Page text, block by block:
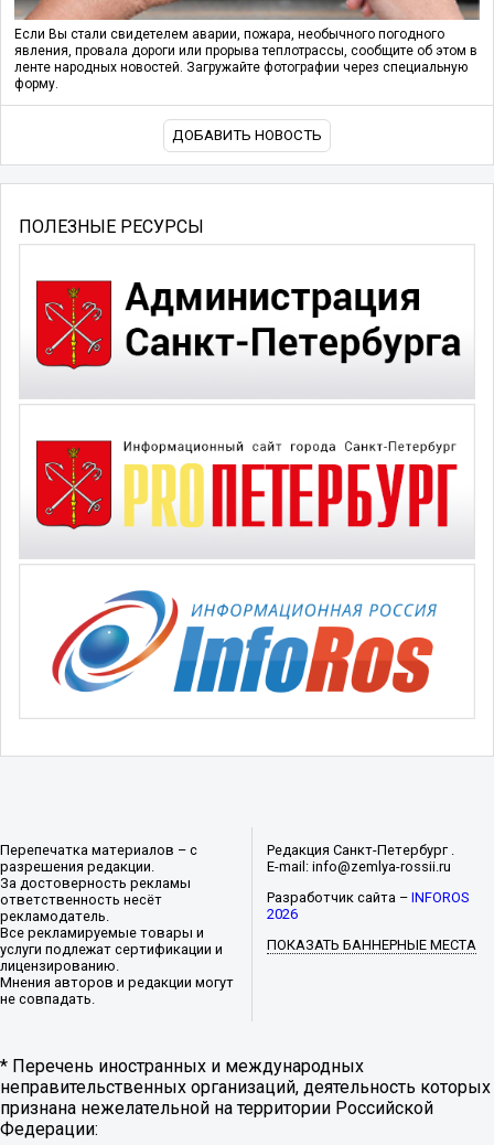
Если Вы стали свидетелем аварии, пожара, необычного погодного
явления, провала дороги или прорыва теплотрассы, сообщите об этом в
ленте народных новостей. Загружайте фотографии через специальную
форму.
ДОБАВИТЬ НОВОСТЬ
ПОЛЕЗНЫЕ РЕСУРСЫ
Перепечатка материалов – с
разрешения редакции.
За достоверность рекламы
ответственность несёт
рекламодатель.
Все рекламируемые товары и
услуги подлежат сертификации и
лицензированию.
Мнения авторов и редакции могут
не совпадать.
Редакция Санкт-Петербург .
E-mail: info@zemlya-rossii.ru
Разработчик сайта –INFOROS
2026
ПОКАЗАТЬ БАННЕРНЫЕ МЕСТА
* Перечень иностранных и международных
неправительственных организаций, деятельность которых
признана нежелательной на территории Российской
Федерации: